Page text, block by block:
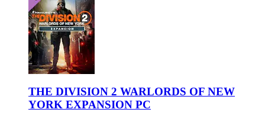
THE DIVISION 2 WARLORDS OF NEW
YORK EXPANSION PC